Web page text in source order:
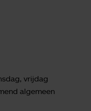
vrijdag
algemeen